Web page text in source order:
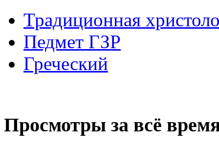
Традиционная
Педмет ГЗР
Греческий
Просмотры за всё